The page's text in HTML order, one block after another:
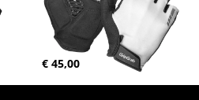
€ 45,00